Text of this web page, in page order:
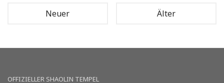
Neuer Älter
OFFIZIELLER SHAOLIN TEMPEL